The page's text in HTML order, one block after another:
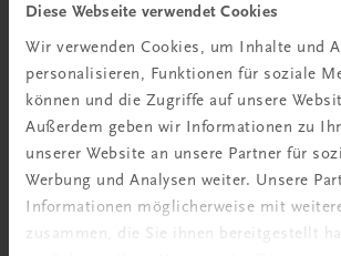
Diese Webseite verwendet Cookies
Wir verwenden Cookies, um Inhalte und
personalisieren, Funktionen für soziale
können und die Zugriffe auf unsere
Außerdem geben wir Informationen zu
unserer Website an unsere Partner für
Werbung und Analysen weiter. Unsere
Informationen möglicherweise mit
zusammen, die Sie ihnen bereitgestellt
300 Obstsorten
Ein Streifzug durch die
Obstbaumvielfalt
€ 34,90